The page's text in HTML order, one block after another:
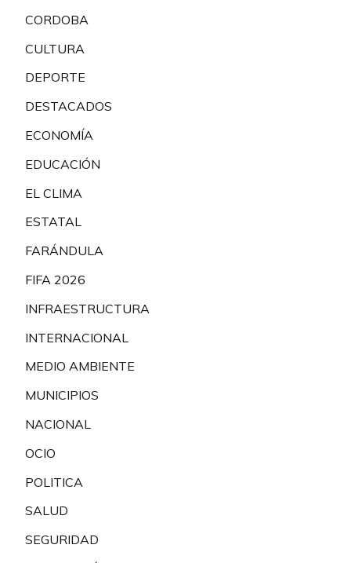
CORDOBA
CULTURA
DEPORTE
DESTACADOS
ECONOMÍA
EDUCACIÓN
EL CLIMA
ESTATAL
FARÁNDULA
FIFA 2026
INFRAESTRUCTURA
INTERNACIONAL
MEDIO AMBIENTE
MUNICIPIOS
NACIONAL
OCIO
POLITICA
SALUD
SEGURIDAD